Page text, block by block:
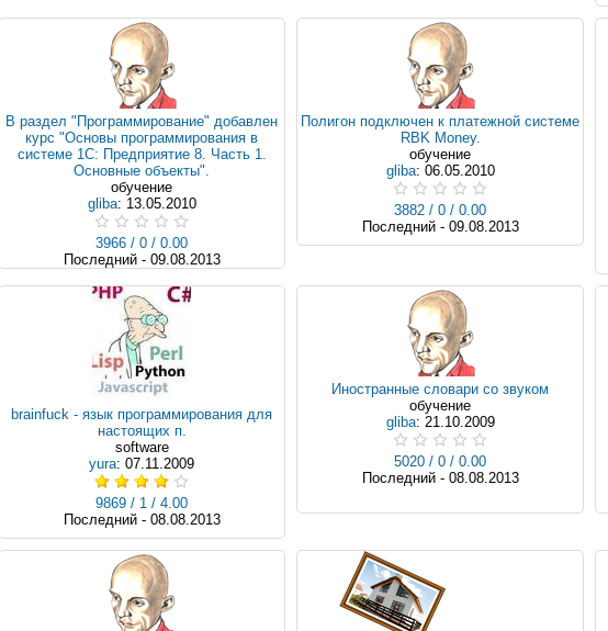
В раздел "Программирование" добавлен
курс "Основы программирования в
системе 1С: Предприятие 8. Часть 1.
Основные объекты".
обучение
gliba: 13.05.2010
3966 / 0 / 0.00
Последний - 09.08.2013
Полигон подключен к платежной системе
RBK Money.
обучение
gliba: 06.05.2010
3882 / 0 / 0.00
Последний - 09.08.2013
brainfuck - язык программирования для
настоящих п.
software
yura: 07.11.2009
9869 / 1 / 4.00
Последний - 08.08.2013
Иностранные словари со звуком
обучение
gliba: 21.10.2009
5020 / 0 / 0.00
Последний - 08.08.2013